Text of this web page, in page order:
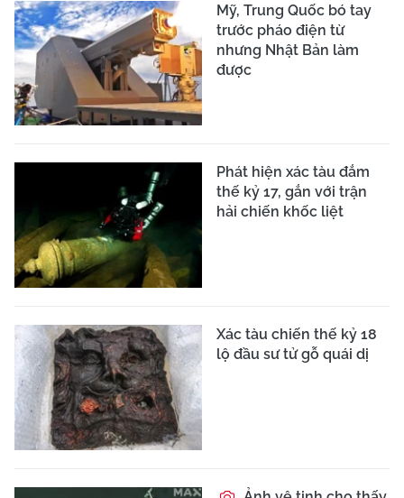
Mỹ, Trung Quốc bó tay
trước pháo điện từ
nhưng Nhật Bản làm
được
Phát hiện xác tàu đắm
thế kỷ 17, gắn với trận
hải chiến khốc liệt
Xác tàu chiến thế kỷ 18
lộ đầu sư tử gỗ quái dị